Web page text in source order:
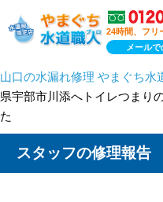
24時間、フリ
メール
山口の水漏れ修理 やまぐち水
県宇部市川添へトイレつまり
た
スタッフの修理報告